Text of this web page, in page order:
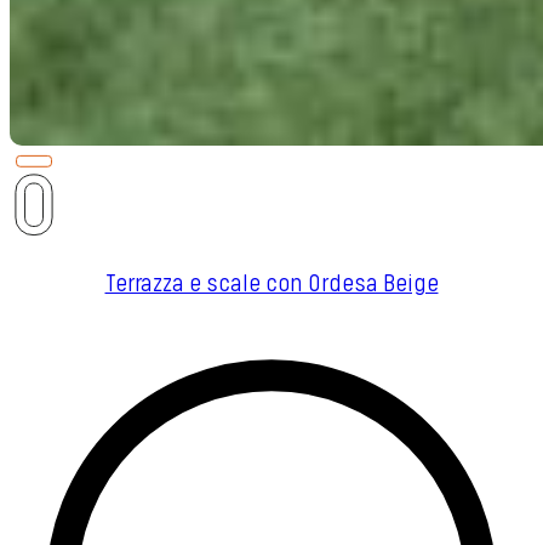
Terrazza e scale con Ordesa Beige